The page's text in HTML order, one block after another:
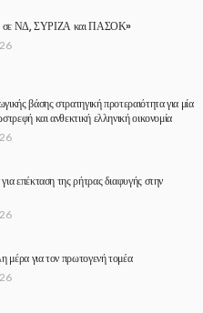
σε ΝΔ, ΣΥΡΙΖΑ και ΠΑΣΟΚ»
βάσης στρατηγική προτεραιότητα για μία
και ανθεκτική ελληνική οικονομία
επέκταση της ρήτρας διαφυγής στην
μέρα για τον πρωτογενή τομέα